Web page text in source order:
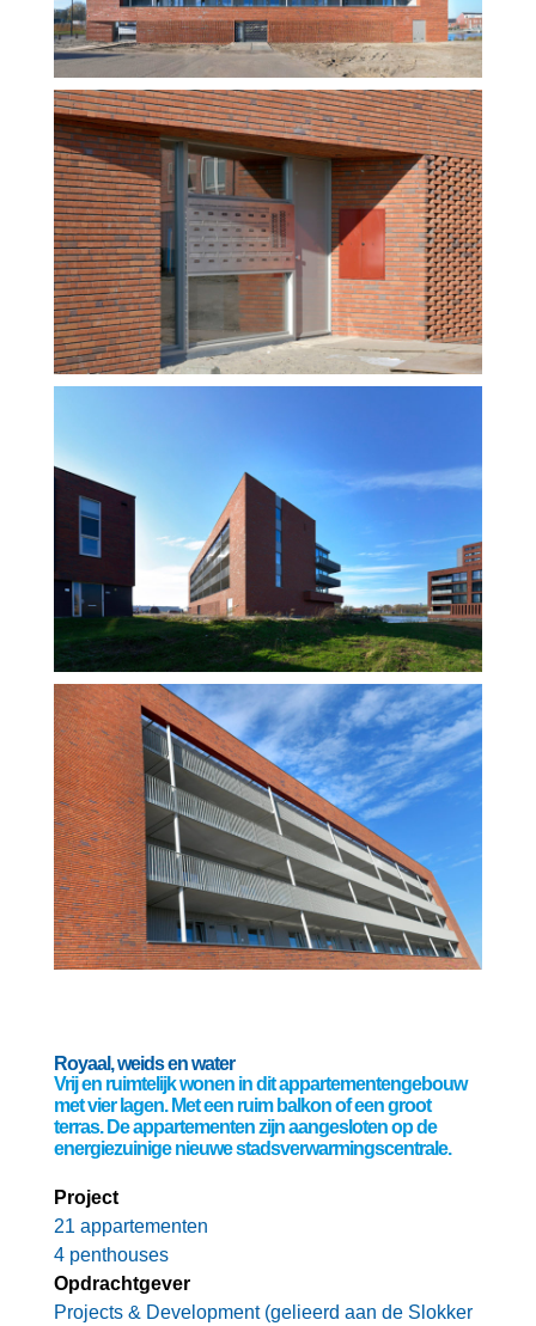
Royaal, weids en water
Vrij en ruimtelijk wonen in dit appartementengebouw
met vier lagen. Met een ruim balkon of een groot
terras. De appartementen zijn aangesloten op de
energiezuinige nieuwe stadsverwarmingscentrale.
Project
21 appartementen
4 penthouses
Opdrachtgever
Projects & Development (gelieerd aan de Slokker